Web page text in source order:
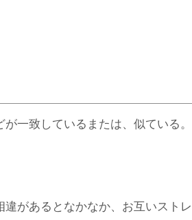
一致しているまたは、似ている。
があるとなかなか、お互いストレ